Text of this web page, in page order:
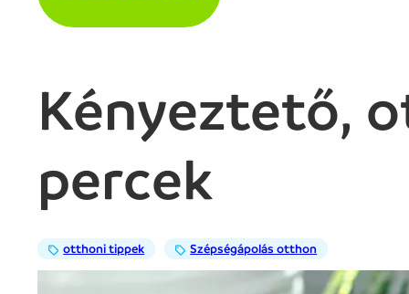
Kényeztető,
percek
otthoni tippek Szépségápolás otthon